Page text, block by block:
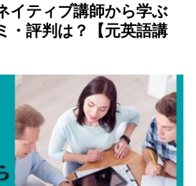
イティブ講師から学ぶ
・評判は？【元英語講